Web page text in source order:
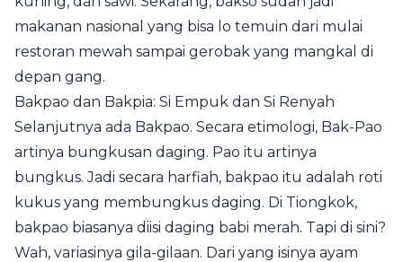
makanan nasional yang bisa lo temuin dari mulai
restoran mewah sampai gerobak yang mangkal di
depan gang.
Bakpao dan Bakpia: Si Empuk dan Si Renyah
Selanjutnya ada Bakpao. Secara etimologi, Bak-Pao
artinya bungkusan daging. Pao itu artinya
bungkus. Jadi secara harfiah, bakpao itu adalah roti
kukus yang membungkus daging. Di Tiongkok,
bakpao biasanya diisi daging babi merah. Tapi di sini?
Wah, variasinya gila-gilaan. Dari yang isinya ayam